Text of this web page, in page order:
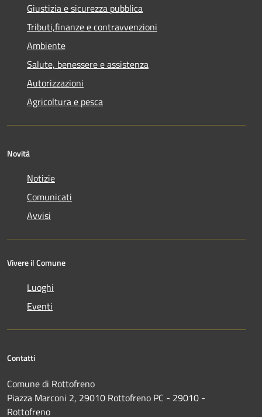
Giustizia e sicurezza pubblica
Tributi,finanze e contravvenzioni
Ambiente
Salute, benessere e assistenza
Autorizzazioni
Agricoltura e pesca
Novità
Notizie
Comunicati
Avvisi
Vivere il Comune
Luoghi
Eventi
Contatti
Comune di Rottofreno
Piazza Marconi 2, 29010 Rottofreno PC - 29010 -
Rottofreno